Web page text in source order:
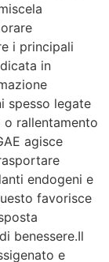
i principali
in
spesso legate
rallentamento
agisce
endogeni e
favorisce
benessere.Il
e